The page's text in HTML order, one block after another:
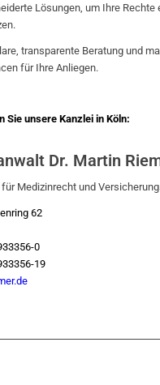
Lösungen, um Ihre Rechte
transparente Beratung und
für Ihre Anliegen.
Sie unsere Kanzlei in Köln:
Dr. Martin
Medizinrecht und
62
0
19